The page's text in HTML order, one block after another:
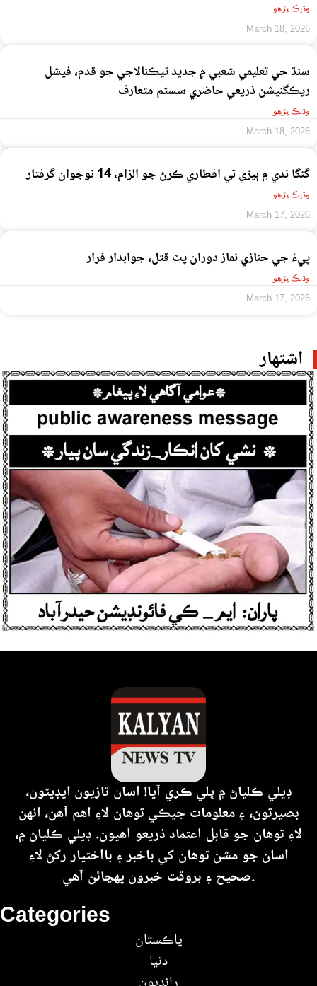
وڌيڪ پڙهو
March 18, 2026
سنڌ جي تعليمي شعبي ۾ جديد ٽيڪنالاجي جو قدم، فيشل
ريڪگنيشن ذريعي حاضري سسٽم متعارف
وڌيڪ پڙهو
March 18, 2026
گنگا ندي ۾ ٻيڙي تي افطاري ڪرڻ جو الزام، 14 نوجوان گرفتار
وڌيڪ پڙهو
March 17, 2026
پيءُ جي جنازي نماز دوران پٽ قتل، جوابدار فرار
وڌيڪ پڙهو
March 17, 2026
اشتهار
Categories
پاڪستان
دنيا
ڊيلي ڪلياڻ ۾ ڀلي ڪري آيا! اسان تازيون اپڊيٽون،
بصيرتون، ۽ معلومات جيڪي توهان لاءِ اهم آهن، انهن
لاءِ توهان جو قابل اعتماد ذريعو آهيون. ڊيلي ڪلياڻ ۾،
اسان جو مشن توهان کي باخبر ۽ بااختيار رکڻ لاءِ
صحيح ۽ بروقت خبرون پهچائڻ آهي.